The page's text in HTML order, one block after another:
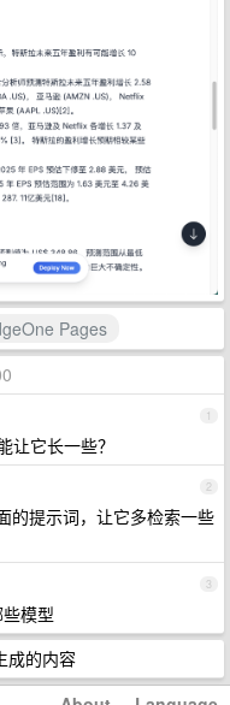
Pages
1
让它长一些？
2
的提示词，让它多检索一些
3
模型
成的内容